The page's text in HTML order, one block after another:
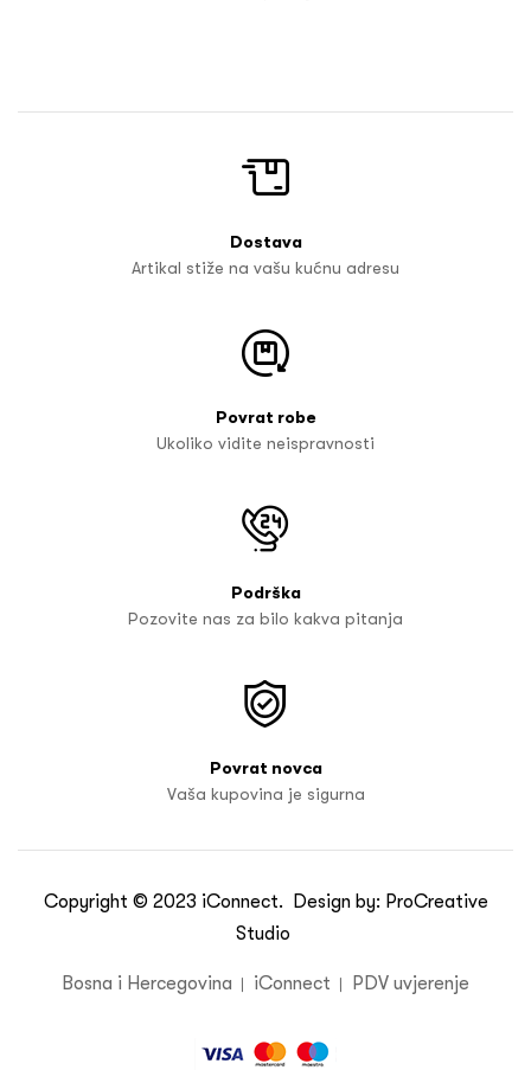
Dostava
Artikal stiže na vašu kućnu adresu
Povrat robe
Ukoliko vidite neispravnosti
Podrška
Pozovite nas za bilo kakva pitanja
Povrat novca
Vaša kupovina je sigurna
Copyright © 2023 iConnect. Design by: ProCreative
Studio
Bosna i Hercegovina iConnect PDV uvjerenje